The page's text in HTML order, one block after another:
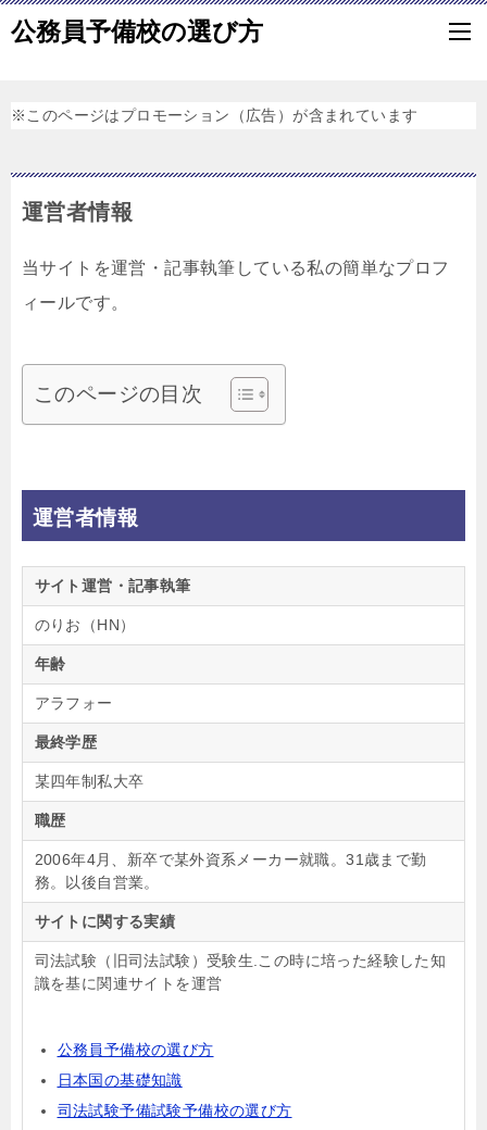
公務員予備校の選び方
※このページはプロモーション（広告）が含まれています
運営者情報
当サイトを運営・記事執筆している私の簡単なプロフ
ィールです。
このページの目次
運営者情報
サイト運営・記事執筆
のりお（HN）
年齢
アラフォー
最終学歴
某四年制私大卒
職歴
2006年4月、新卒で某外資系メーカー就職。31歳まで勤
務。以後自営業。
サイトに関する実績
司法試験（旧司法試験）受験生.この時に培った経験した知
識を基に関連サイトを運営
公務員予備校の選び方
日本国の基礎知識
司法試験予備試験予備校の選び方